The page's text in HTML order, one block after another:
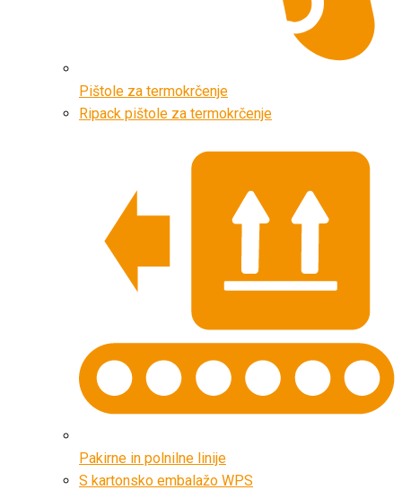
Pištole za termokrčenje
Ripack pištole za termokrčenje
Pakirne in polnilne linije
S kartonsko embalažo WPS